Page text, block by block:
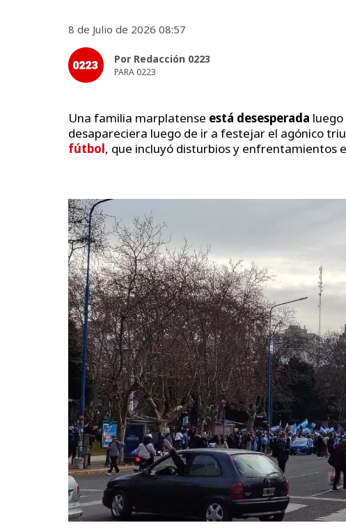
8 de Julio de 2026 08:57
Por Redacción 0223
PARA 0223
Una familia marplatense está desesperada
desapareciera luego de ir a festejar el agónico
fútbol, que incluyó disturbios y enfrentamientos